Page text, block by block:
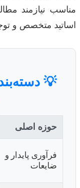
مناسب نیازمند
اساتید متخصص و
💡
حوزه اصلی
فرآوری پایدار و
ضایعات